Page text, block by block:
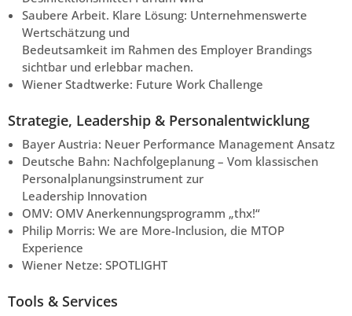
Saubere Arbeit. Klare Lösung: Unternehmenswerte
Wertschätzung und
Bedeutsamkeit im Rahmen des Employer Brandings
sichtbar und erlebbar machen.
Wiener Stadtwerke: Future Work Challenge
Strategie, Leadership & Personalentwicklung
Bayer Austria: Neuer Performance Management Ansatz
Deutsche Bahn: Nachfolgeplanung – Vom klassischen
Personalplanungsinstrument zur
Leadership Innovation
OMV: OMV Anerkennungsprogramm „thx!“
Philip Morris: We are More-Inclusion, die MTOP
Experience
Wiener Netze: SPOTLIGHT
Tools & Services